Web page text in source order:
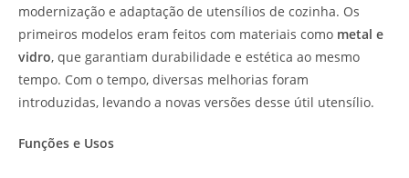
modernização e adaptação de utensílios de cozinha. Os
primeiros modelos eram feitos com materiais como metal e
vidro, que garantiam durabilidade e estética ao mesmo
tempo. Com o tempo, diversas melhorias foram
introduzidas, levando a novas versões desse útil utensílio.
Funções e Usos